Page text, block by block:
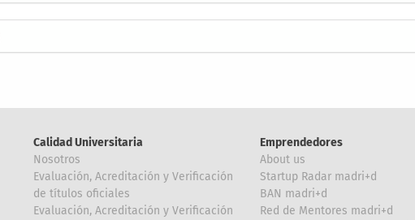
Calidad Universitaria
Nosotros
Evaluación, Acreditación y Verificación
de títulos oficiales
Evaluación, Acreditación y Verificación
Emprendedores
About us
Startup Radar madri+d
BAN madri+d
Red de Mentores madri+d